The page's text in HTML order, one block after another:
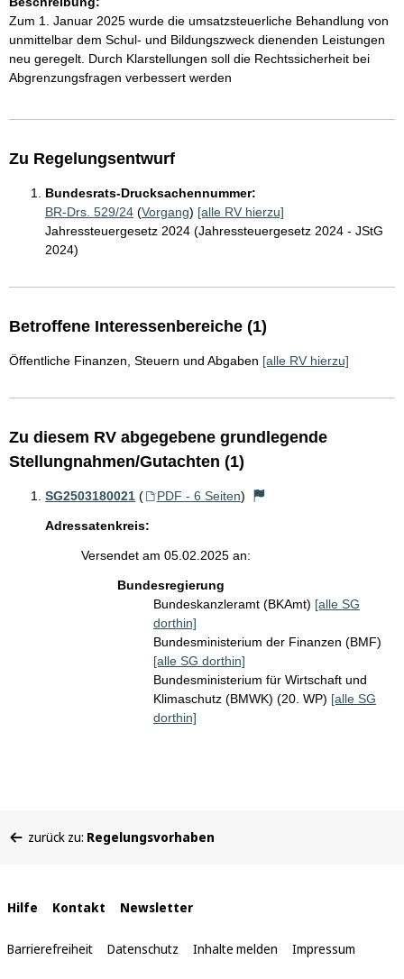
Zum 1. Januar 2025 wurde die umsatzsteuerliche Behandlung von
unmittelbar dem Schul- und Bildungszweck dienenden Leistungen
neu geregelt. Durch Klarstellungen soll die Rechtssicherheit bei
Abgrenzungsfragen verbessert werden
Zu Regelungsentwurf
Bundesrats-Drucksachennummer:
BR-Drs. 529/24 (Vorgang) [alle RV hierzu]
Jahressteuergesetz 2024 (Jahressteuergesetz 2024 - JStG
2024)
Betroffene Interessenbereiche (1)
Öffentliche Finanzen, Steuern und Abgaben [alle RV hierzu]
Zu diesem RV abgegebene grundlegende
Stellungnahmen/Gutachten (1)
SG2503180021 ( PDF - 6 Seiten)
Adressatenkreis:
Versendet am 05.02.2025 an:
Bundesregierung
Bundeskanzleramt (BKAmt) [alle SG
dorthin]
Bundesministerium der Finanzen (BMF)
[alle SG dorthin]
Bundesministerium für Wirtschaft und
Klimaschutz (BMWK) (20. WP) [alle SG
dorthin]
befinden
zurück zu: Regelungsvorhaben
Interne
Links
Hilfe Kontakt Newsletter
Barrierefreiheit Datenschutz Inhalte melden Impressum